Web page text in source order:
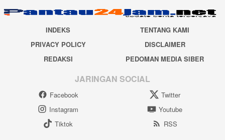
INDEKS
TENTANG KAMI
PRIVACY POLICY
DISCLAIMER
REDAKSI
PEDOMAN MEDIA SIBER
JARINGAN SOCIAL
Facebook
Twitter
Instagram
Youtube
Tiktok
RSS